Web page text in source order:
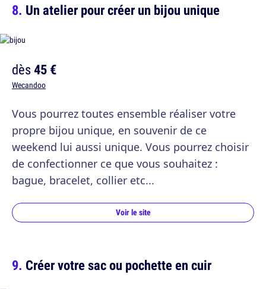
Un atelier pour créer un bijou unique
dès45 €
Wecandoo
Vous pourrez toutes ensemble réaliser votre
propre bijou unique, en souvenir de ce
weekend lui aussi unique. Vous pourrez choisir
de confectionner ce que vous souhaitez :
bague, bracelet, collier etc...
Voir le site
Créer votre sac ou pochette en cuir